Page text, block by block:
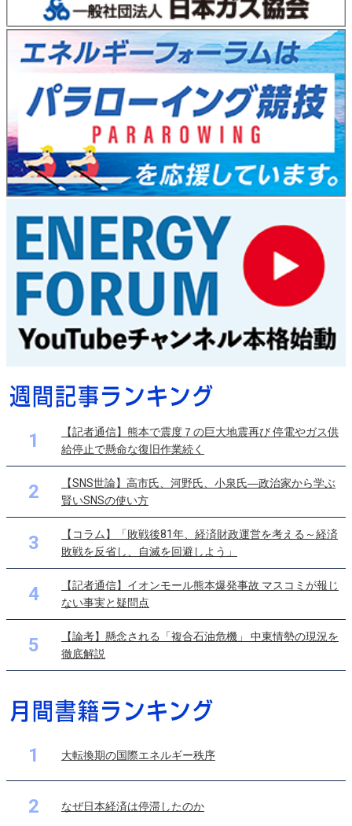
1
【記者通信】熊本で震度７の巨大地震再び 停電やガス供
給停止で懸命な復旧作業続く
2
【SNS世論】高市氏、河野氏、小泉氏―政治家から学ぶ
賢いSNSの使い方
3
【コラム】「敗戦後81年、経済財政運営を考える～経済
敗戦を反省し、自滅を回避しよう」
4
【記者通信】イオンモール熊本爆発事故 マスコミが報じ
ない事実と疑問点
5
【論考】懸念される「複合石油危機」 中東情勢の現況を
徹底解説
1 大転換期の国際エネルギー秩序
2 なぜ日本経済は停滞したのか